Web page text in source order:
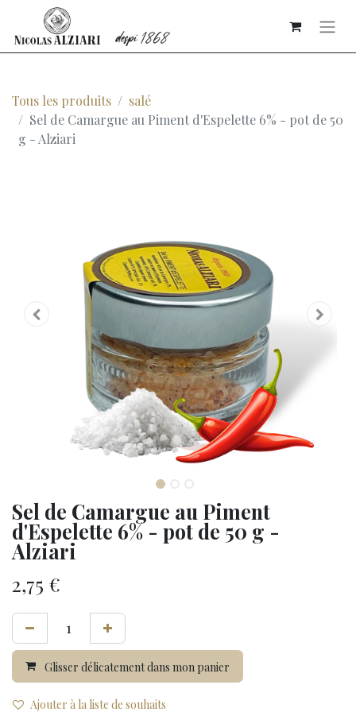
Tous les produits
salé
Sel de Camargue au Piment d'Espelette 6% - pot de 50
g - Alziari
Sel de Camargue au Piment
d'Espelette 6% - pot de 50 g -
Alziari
2,75 €
Glisser délicatement dans mon panier
Ajouter à la liste de souhaits